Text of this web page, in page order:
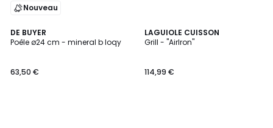
Nouveau
DE BUYER
Poêle ø24 cm - mineral b loqy
63,50 €
LAGUIOLE CUISSON
Grill - "AirIron"
114,99 €